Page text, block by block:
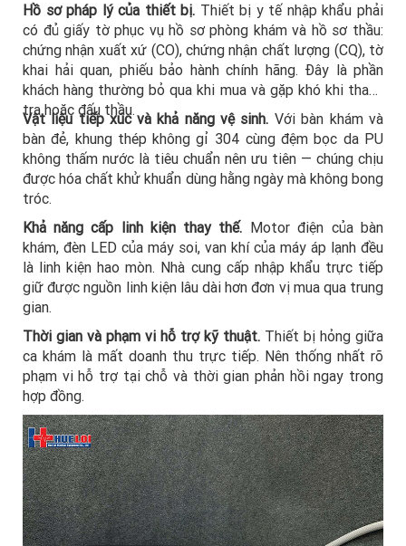
Hồ sơ pháp lý của thiết bị. Thiết bị y tế nhập khẩu phải
có đủ giấy tờ phục vụ hồ sơ phòng khám và hồ sơ thầu:
chứng nhận xuất xứ (CO), chứng nhận chất lượng (CQ), tờ
khai hải quan, phiếu bảo hành chính hãng. Đây là phần
khách hàng thường bỏ qua khi mua và gặp khó khi thanh
tra hoặc đấu thầu.
Vật liệu tiếp xúc và khả năng vệ sinh. Với bàn khám và
bàn đẻ, khung thép không gỉ 304 cùng đệm bọc da PU
không thấm nước là tiêu chuẩn nên ưu tiên — chúng chịu
được hóa chất khử khuẩn dùng hằng ngày mà không bong
tróc.
Khả năng cấp linh kiện thay thế. Motor điện của bàn
khám, đèn LED của máy soi, van khí của máy áp lạnh đều
là linh kiện hao mòn. Nhà cung cấp nhập khẩu trực tiếp
giữ được nguồn linh kiện lâu dài hơn đơn vị mua qua trung
gian.
Thời gian và phạm vi hỗ trợ kỹ thuật. Thiết bị hỏng giữa
ca khám là mất doanh thu trực tiếp. Nên thống nhất rõ
phạm vi hỗ trợ tại chỗ và thời gian phản hồi ngay trong
hợp đồng.